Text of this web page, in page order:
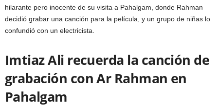
hilarante pero inocente de su visita a Pahalgam, donde Rahman
decidió grabar una canción para la película, y un grupo de niñas lo
confundió con un electricista.
Imtiaz Ali recuerda la canción de
grabación con Ar Rahman en
Pahalgam